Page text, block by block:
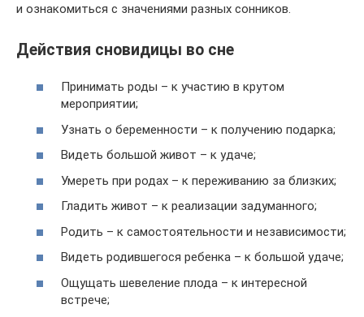
и ознакомиться с значениями разных сонников.
Действия сновидицы во сне
Принимать роды – к участию в крутом
мероприятии;
Узнать о беременности – к получению подарка;
Видеть большой живот – к удаче;
Умереть при родах – к переживанию за близких;
Гладить живот – к реализации задуманного;
Родить – к самостоятельности и независимости;
Видеть родившегося ребенка – к большой удаче;
Ощущать шевеление плода – к интересной
встрече;